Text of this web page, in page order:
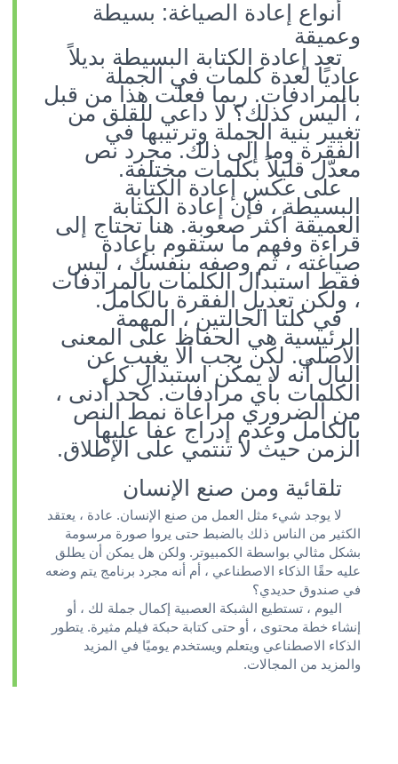
أنواع إعادة الصياغة: بسيطة
وعميقة
تعد إعادة الكتابة البسيطة بديلاً
عاديًا لعدة كلمات في الجملة
بالمرادفات. ربما فعلت هذا من قبل
، أليس كذلك؟ لا داعي للقلق من
تغيير بنية الجملة وترتيبها في
الفقرة وما إلى ذلك. مجرد نص
معدّل قليلاً بكلمات مختلفة.
على عكس إعادة الكتابة
البسيطة ، فإن إعادة الكتابة
العميقة أكثر صعوبة. هنا تحتاج إلى
قراءة وفهم ما ستقوم بإعادة
صياغته ، ثم وصفه بنفسك ، ليس
فقط استبدال الكلمات بالمرادفات
، ولكن تعديل الفقرة بالكامل.
في كلتا الحالتين ، المهمة
الرئيسية هي الحفاظ على المعنى
الأصلي. لكن يجب ألا يغيب عن
البال أنه لا يمكن استبدال كل
الكلمات بأي مرادفات. كحد أدنى ،
من الضروري مراعاة نمط النص
بالكامل وعدم إدراج عفا عليها
الزمن حيث لا تنتمي على الإطلاق.
تلقائية ومن صنع الإنسان
لا يوجد شيء مثل العمل من صنع الإنسان. عادة ، يعتقد
الكثير من الناس ذلك بالضبط حتى يروا صورة مرسومة
بشكل مثالي بواسطة الكمبيوتر. ولكن هل يمكن أن يطلق
عليه حقًا الذكاء الاصطناعي ، أم أنه مجرد برنامج يتم وضعه
في صندوق حديدي؟
اليوم ، تستطيع الشبكة العصبية إكمال جملة لك ، أو
إنشاء خطة محتوى ، أو حتى كتابة حبكة فيلم مثيرة. يتطور
الذكاء الاصطناعي ويتعلم ويستخدم يوميًا في المزيد
والمزيد من المجالات.